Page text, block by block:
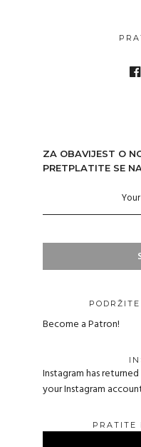
ZA OBAVIJEST O
PRETPLATITE SE
Become a Patron!
Instagram has
your Instagram
PRATITE